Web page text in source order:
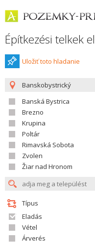
Építkezési telkek
Uložiť toto hladanie
Banskobystrický
Banská Bystrica
Brezno
Krupina
Poltár
Rimavská Sobota
Zvolen
Žiar nad Hronom
Típus
Eladás
Vétel
Árverés